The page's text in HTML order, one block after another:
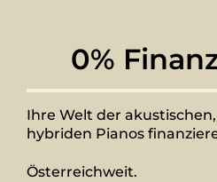
0%
Ihre Welt der
hybriden Pianos
Österreichweit.